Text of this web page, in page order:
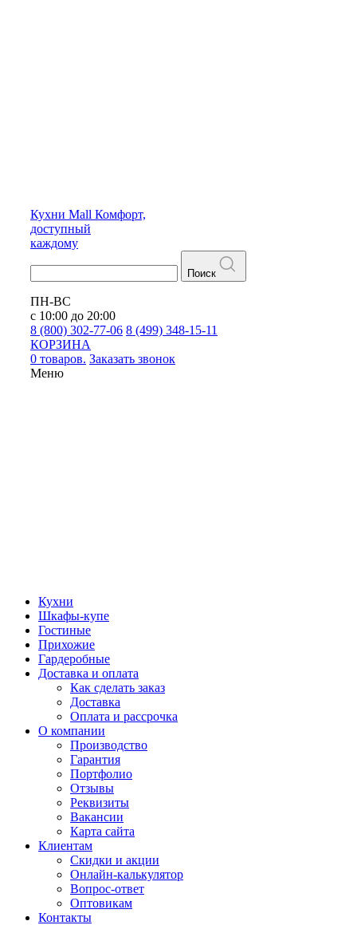
Кухни Mall Комфорт,
доступный
каждому
Поиск
ПН-ВС
с 10:00 до 20:00
8 (800) 302-77-06 8 (499) 348-15-11
КОРЗИНА
0 товаров. Заказать звонок
Меню
Кухни
Шкафы-купе
Гостиные
Прихожие
Гардеробные
Доставка и оплата
Как сделать заказ
Доставка
Оплата и рассрочка
О компании
Производство
Гарантия
Портфолио
Отзывы
Реквизиты
Вакансии
Карта сайта
Клиентам
Скидки и акции
Онлайн-калькулятор
Вопрос-ответ
Оптовикам
Контакты